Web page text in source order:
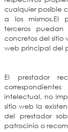
cualquier posible
a los mismos.El
terceros
concretos del sitio
web principal del
El prestador
intelectual, no
sitio web la
del prestador
patrocinio o